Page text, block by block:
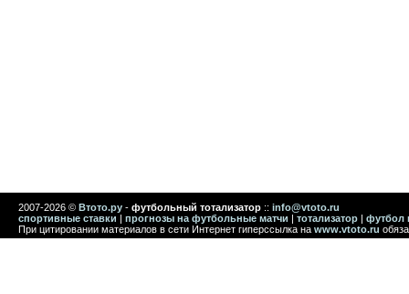
2007-2026 © Втото.ру - футбольный тотализатор :: info@vtoto.ru
спортивные ставки | прогнозы на футбольные матчи | тотализатор | футбол
При цитировании материалов в сети Интернет гиперссылка на www.vtoto.ru